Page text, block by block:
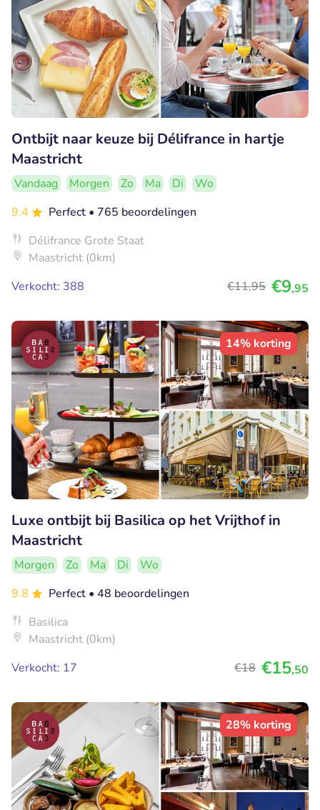
Ontbijt naar keuze bij Délifrance in hartje
Maastricht
Vandaag Morgen Zo Ma Di
Wo
9.4
Perfect • 765 beoordelingen
Délifrance Grote Staat
Maastricht (0km)
Verkocht: 388
€11,95 €9,95
14% korting
Luxe ontbijt bij Basilica op het Vrijthof in
Maastricht
Morgen Zo Ma Di
Wo
9.8
Perfect • 48 beoordelingen
Basilica
Maastricht (0km)
Verkocht: 17
€18 €15,50
28% korting